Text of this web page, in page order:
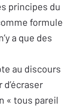
principes du
formule
a que des
au discours
« tous pareil